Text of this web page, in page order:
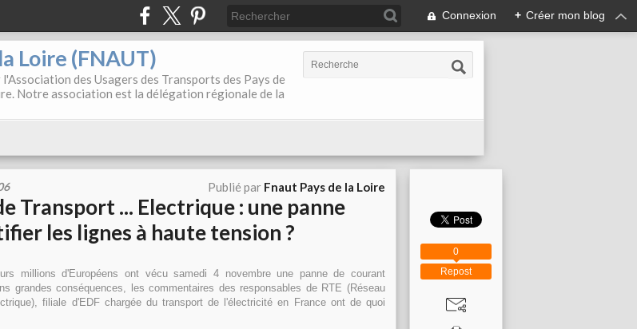
Connexion + Créer mon blog
Loire (FNAUT)
des Usagers des Transports des Pays de
Notre association est la délégation régionale de la
Publié par Fnaut Pays de la Loire
Transport ... Electrique : une panne
les lignes à haute tension ?
millions d'Européens ont vécu samedi 4 novembre une panne de courant
grandes conséquences, les commentaires des responsables de RTE (Réseau
filiale d'EDF chargée du transport de l'électricité en France ont de quoi
Repost
0